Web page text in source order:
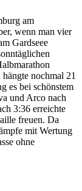
am
wenn man vier
Gardseee
nochmal 21
es bei schönstem
und Arco nach
3:36 erreichte
freuen. Da
mit Wertung
ohne